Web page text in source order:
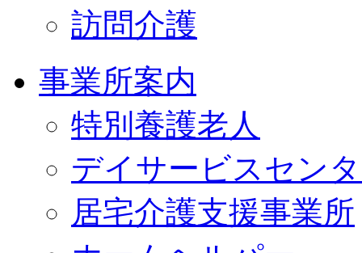
訪問介護
事業所案内
特別養護老人
デイサービスセン
居宅介護支援事業所